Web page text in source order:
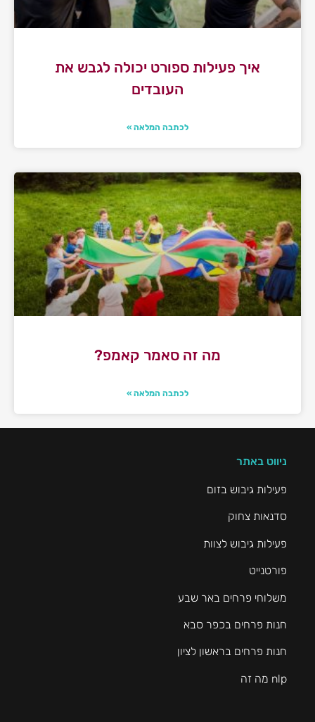
איך פעילות ספורט יכולה לגבש את
העובדים
לכתבה המלאה »
מה זה סאמר קאמפ?
לכתבה המלאה »
ניווט באתר
פעילות גיבוש בזום
סדנאות צחוק
פעילות גיבוש לצוות
פורטנייט
משלוחי פרחים באר שבע
חנות פרחים בכפר סבא
חנות פרחים בראשון לציון
nlp מה זה